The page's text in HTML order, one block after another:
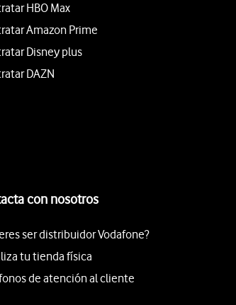
HBO Max
Amazon Prime
Disney plus
DAZN
con nosotros
ser distribuidor Vodafone?
tu tienda física
de atención al cliente